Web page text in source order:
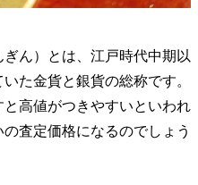
ん）とは、江戸時代中期以
た金貨と銀貨の総称です。
高値がつきやすいといわれ
査定価格になるのでしょう